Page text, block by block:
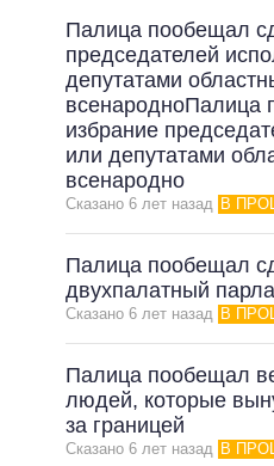
Палица пообещал
председателей
депутатами
всенародноПалица
избрание
или депутатами
всенародно
Сказано 6 лет назад В
Палица пообещал
двухпалатный
Сказано 6 лет назад В
Палица пообещал
людей, которые
за границей
Сказано 6 лет назад В